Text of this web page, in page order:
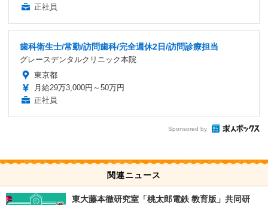
正社員
歯科衛生士/常勤/訪問歯科/完全週休2日/訪問診療担当
グレースデンタルクリニック本院
東京都
月給29万3,000円～50万円
正社員
Sponsored by
関連ニュース
東大藤本徹研究室「桃太郎電鉄 教育版」共同研